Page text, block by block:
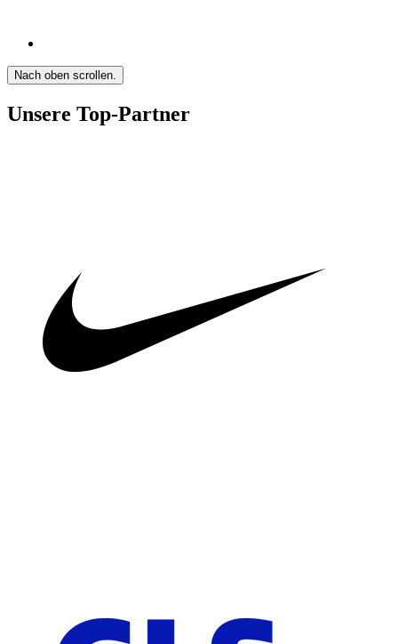
Nach oben scrollen.
Unsere Top-Partner